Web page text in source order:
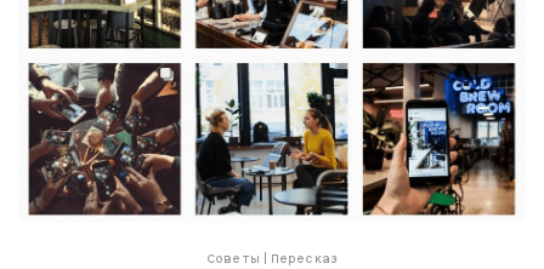
Советы Пересказ